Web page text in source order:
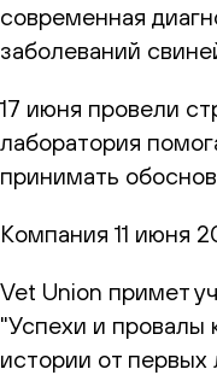
современная
заболеваний
17 июня провели
лаборатория
принимать
Компания 11 июня
Vet Union примет
"Успехи и провалы
истории от первых